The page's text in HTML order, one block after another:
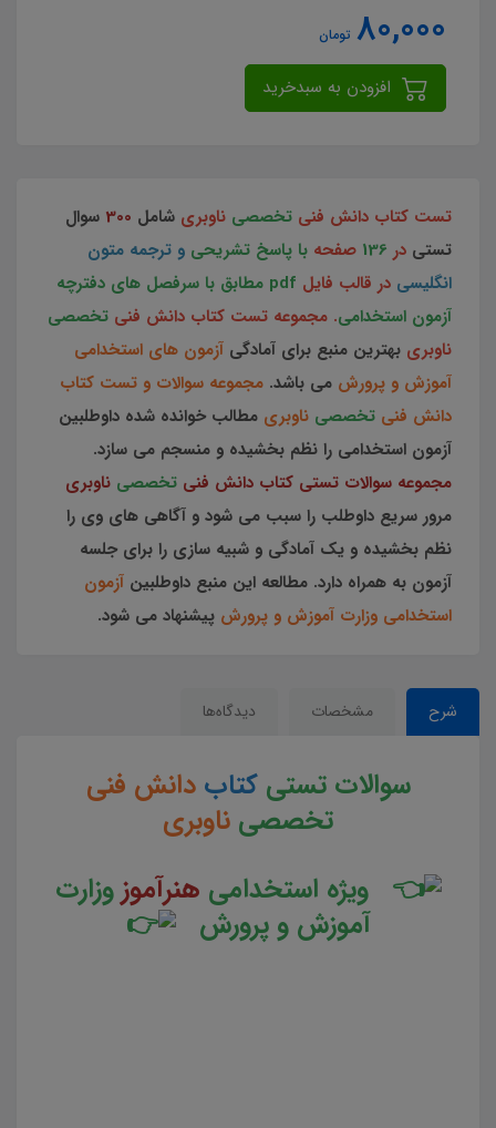
80,000 تومان
تست کتاب دانش فنی تخصصی ناوبری شامل 300 سوال
تستی در 136 صفحه با پاسخ تشریحی و ترجمه متون
انگلیسی در قالب فایل
pdf مطابق با سرفصل های دفترچه
آزمون استخدامی. مجموعه تست کتاب دانش فنی تخصصی
ناوبری بهترین منبع برای آمادگی آزمون های استخدامی
آموزش و پرورش می باشد. مجموعه سوالات و تست کتاب
دانش فنی تخصصی ناوبری مطالب خوانده شده داوطلبین
آزمون استخدامی را نظم بخشیده و منسجم می سازد.
مجموعه سوالات تستی کتاب دانش فنی تخصصی ناوبری
مرور سریع داوطلب را سبب می شود و آگاهی های وی را
نظم بخشیده و یک آمادگی و شبیه سازی را برای جلسه
آزمون به همراه دارد. مطالعه این منبع داوطلبین آزمون
استخدامی وزارت آموزش و پرورش پیشنهاد می شود.
شرح مشخصات دیدگاه‌ها
سوالات تستی کتابدانش فنی
تخصصی ناوبری
ویژه استخدامی هنرآموزوزارت
آموزش و پرورش